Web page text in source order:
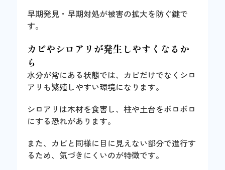
早期発見・早期対処が被害の拡大を防ぐ鍵で
す。
カビやシロアリが発生しやすくなるか
ら
水分が常にある状態では、カビだけでなくシロ
アリも繁殖しやすい環境になります。
シロアリは木材を食害し、柱や土台をボロボロ
にする恐れがあります。
また、カビと同様に目に見えない部分で進行す
るため、気づきにくいのが特徴です。